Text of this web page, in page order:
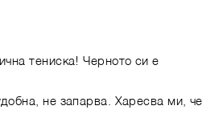
тениска! Черното си е
не запарва. Харесва ми, че